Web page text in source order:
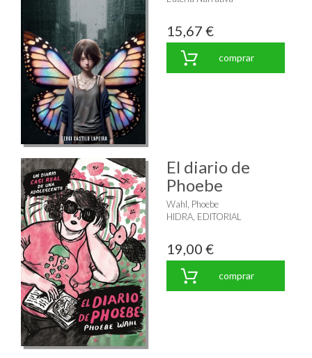
15,67 €
comprar
El diario de
Phoebe
Wahl, Phoebe
HIDRA, EDITORIAL
19,00 €
comprar